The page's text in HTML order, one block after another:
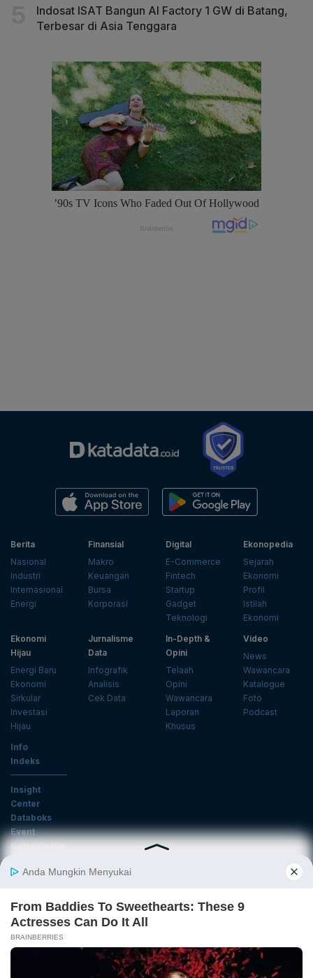
Indosat ISAT Bangun AI Factory 1 GW di Batang,
Terbesar di Asia Tenggara
Berita
Nasional
Industri
Internasional
Energi
Finansial
Makro
Keuangan
Bursa
Korporasi
Digital
E-Commerce
Fintech
Startup
Gadget
Teknologi
Ekonopedia
Sejarah
Ekonomi
Profil
Istilah
Ekonomi
Ekonomi
Hijau
Energi Baru
Ekonomi
Sirkular
Investasi
Hijau
Jurnalisme
Data
Infografik
Analisis
Cek Data
In-Depth &
Opini
Telaah
Opini
Wawancara
Laporan
Khusus
Video
News
Wawancara
Katalogue
Foto
Podcast
Info
Indeks
Insight
Center
Databoks
Event
KatadataOto
Email